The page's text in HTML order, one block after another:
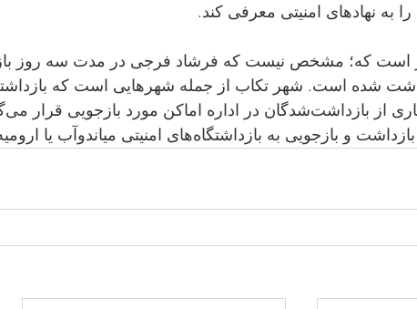
را به نهادهای امنیتی معرفی کند.
است که؛ مشخص نیست که فرشاد فرجی در مدت سه روز
به بازداشتگاه‌های امنیتی میاندوآب یا ارومیه منتقل می‌شوند.